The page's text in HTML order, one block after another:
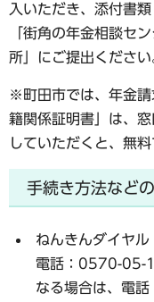
入いただき、添付書
「街角の年金相談セ
所」にご提出ください
※町田市では、年金請
籍関係証明書」は、
していただくと、 無料
手続き方法など
ねんきんダイヤル
電話：0570-05-
なる場合は、電